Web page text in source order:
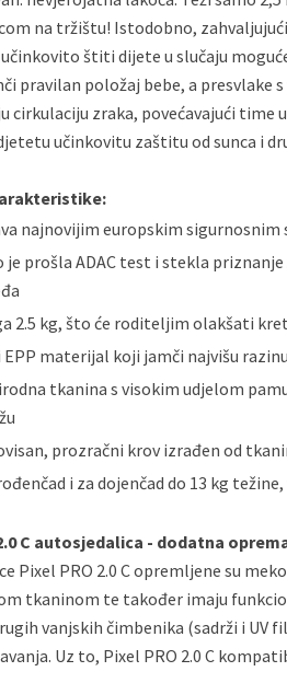
na tržištu! Istodobno,
štiti dijete u slučaju
pravilan položaj bebe, a presvlake
cirkulaciju zraka, povećavajući time
učinkovitu zaštitu od sunca i
najnovijim europskim sigurnosnim
je prošla ADAC test i stekla
2.5 kg, što će roditeljim olakšati
materijal koji jamči najvišu
tkanina s visokim udjelom
prozračni krov izrađen od
i za dojenčad do 13 kg
C autosjedalica - dodatna
Pixel PRO 2.0 C opremljene su
tkaninom te također imaju
vanjskih čimbenika (sadrži i UV
Uz to, Pixel PRO 2.0 C